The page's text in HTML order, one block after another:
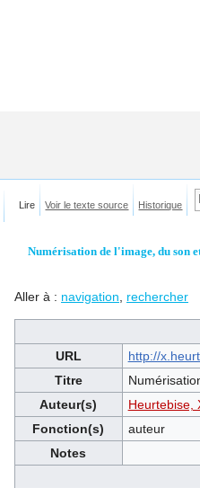
Numérisation de l'image, du son
Aller à : navigation rechercher
URL
http://
Titre
Auteur(s)
Heurtebise,
Fonction(s)
auteur
Notes
Lire Voir le texte source Historique